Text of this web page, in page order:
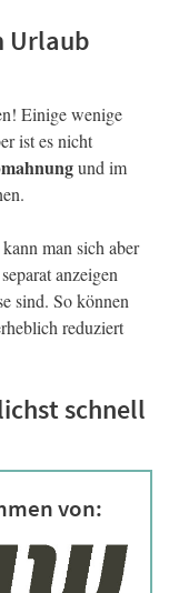
Urlaub
Einige wenige
ist es nicht
und im
man sich aber
anzeigen
sind. So können
reduziert
schnell
von: